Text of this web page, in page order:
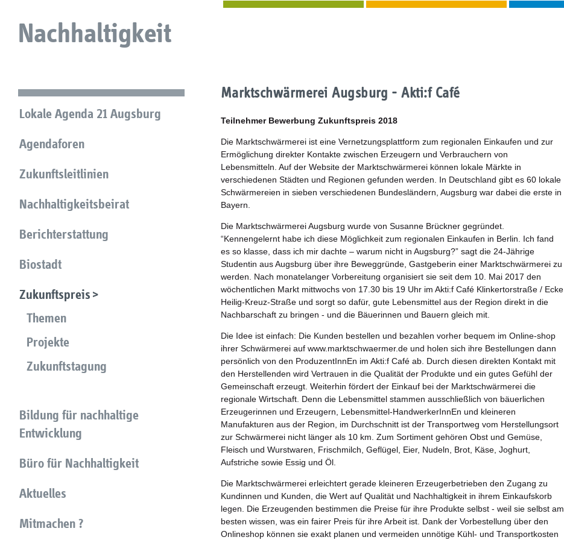
Nachhaltigkeit
Lokale Agenda 21 Augsburg
Agendaforen
Zukunftsleitlinien
Nachhaltigkeitsbeirat
Berichterstattung
Biostadt
Zukunftspreis
Themen
Projekte
Zukunftstagung
Bildung für nachhaltige
Entwicklung
Büro für Nachhaltigkeit
Aktuelles
Mitmachen ?
Marktschwärmerei Augsburg - Akti:f Café
Teilnehmer Bewerbung Zukunftspreis 2018
Die Marktschwärmerei ist eine Vernetzungsplattform zum regionalen Einkaufen und zur
Ermöglichung direkter Kontakte zwischen Erzeugern und Verbrauchern von
Lebensmitteln. Auf der Website der Marktschwärmerei können lokale Märkte in
verschiedenen Städten und Regionen gefunden werden. In Deutschland gibt es 60 lokale
Schwärmereien in sieben verschiedenen Bundesländern, Augsburg war dabei die erste in
Bayern.
Die Marktschwärmerei Augsburg wurde von Susanne Brückner gegründet.
“Kennengelernt habe ich diese Möglichkeit zum regionalen Einkaufen in Berlin. Ich fand
es so klasse, dass ich mir dachte – warum nicht in Augsburg?” sagt die 24-Jährige
Studentin aus Augsburg über ihre Beweggründe, Gastgeberin einer Marktschwärmerei zu
werden. Nach monatelanger Vorbereitung organisiert sie seit dem 10. Mai 2017 den
wöchentlichen Markt mittwochs von 17.30 bis 19 Uhr im Akti:f Café Klinkertorstraße / Ecke
Heilig-Kreuz-Straße und sorgt so dafür, gute Lebensmittel aus der Region direkt in die
Nachbarschaft zu bringen - und die Bäuerinnen und Bauern gleich mit.
Die Idee ist einfach: Die Kunden bestellen und bezahlen vorher bequem im Online-shop
ihrer Schwärmerei auf www.marktschwaermer.de und holen sich ihre Bestellungen dann
persönlich von den ProduzentInnEn im Akti:f Café ab. Durch diesen direkten Kontakt mit
den Herstellenden wird Vertrauen in die Qualität der Produkte und ein gutes Gefühl der
Gemeinschaft erzeugt. Weiterhin fördert der Einkauf bei der Marktschwärmerei die
regionale Wirtschaft. Denn die Lebensmittel stammen ausschließlich von bäuerlichen
Erzeugerinnen und Erzeugern, Lebensmittel-HandwerkerInnEn und kleineren
Manufakturen aus der Region, im Durchschnitt ist der Transportweg vom Herstellungsort
zur Schwärmerei nicht länger als 10 km. Zum Sortiment gehören Obst und Gemüse,
Fleisch und Wurstwaren, Frischmilch, Geflügel, Eier, Nudeln, Brot, Käse, Joghurt,
Aufstriche sowie Essig und Öl.
Die Marktschwärmerei erleichtert gerade kleineren Erzeugerbetrieben den Zugang zu
Kundinnen und Kunden, die Wert auf Qualität und Nachhaltigkeit in ihrem Einkaufskorb
legen. Die Erzeugenden bestimmen die Preise für ihre Produkte selbst - weil sie selbst am
besten wissen, was ein fairer Preis für ihre Arbeit ist. Dank der Vorbestellung über den
Onlineshop können sie exakt planen und vermeiden unnötige Kühl- und Transportkosten